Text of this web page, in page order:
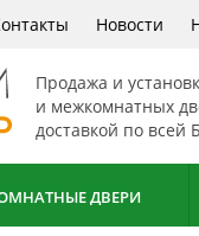
Новости
Продажа и
и межкомнатных
доставкой по всей
ДВЕРИ